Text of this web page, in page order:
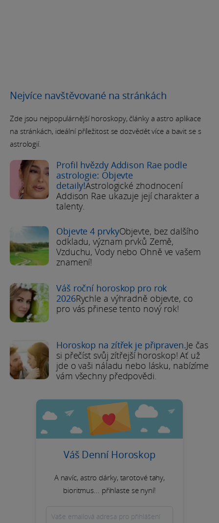
Nejvíce navštěvované na stránkách
Zde jsou nejpopulárnější horoskopy, články a astro aplikace
na stránkách, ideální příležitost se dozvědět více a bavit se s
astrologií.
Profil hvězdy Addison Rae podle
astrologie: Objevte
detaily!Astrologické zhodnocení
Addison Rae ukazuje její charakter a
talenty.
Objevte 4 prvkyObjevte, bez dalšího
odkladu, význam prvků Země,
Vzduchu, Vody nebo Ohně ve vašem
znamení!
Váš roční horoskop pro rok
2026Rychle a výhradně objevte, co
pro vás přinese tento nový rok!
Horoskop na zítřek je připraven.Je čas
si přečíst svůj zítřejší horoskop! Ať už
jde o vaši náladu nebo lásku, nabízíme
vám všechny předpovědi.
Váš Denní Horoskop
A navíc, astro dárky, tarotové tahy,
bioritmus... přihlaste se nyní!